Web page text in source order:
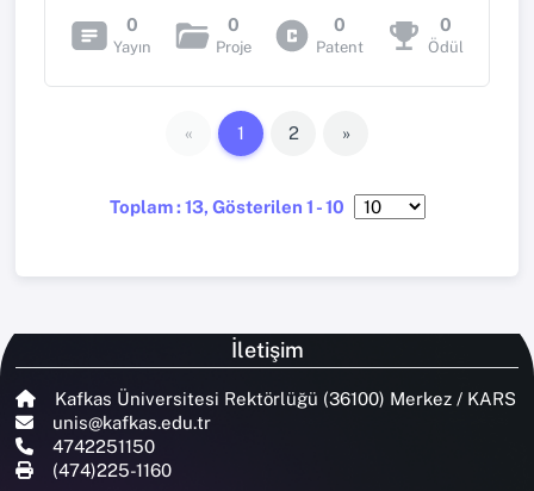
0
Yayın
0
Proje
0
Patent
0
Ödül
Toplam : 13, Gösterilen 1 - 10
« 1 2 »
İletişim
Kafkas Üniversitesi Rektörlüğü (36100) Merkez / KARS
unis@kafkas.edu.tr
4742251150
(474)225-1160